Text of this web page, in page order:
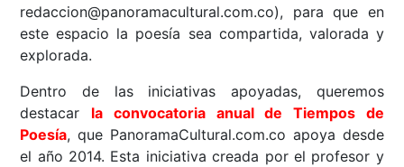
redaccion@panoramacultural.com.co), para que en
este espacio la poesía sea compartida, valorada y
explorada.
Dentro de las iniciativas apoyadas, queremos
destacar la convocatoria anual de Tiempos de
Poesía, que PanoramaCultural.com.co apoya desde
el año 2014. Esta iniciativa creada por el profesor y